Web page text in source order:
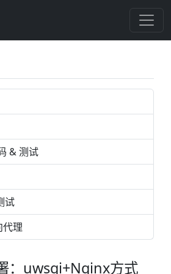
& 测试
试
理
：uwsgi+Nginx方式